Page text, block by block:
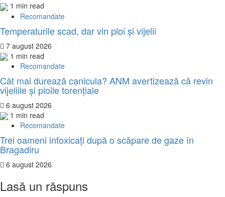
1 min read
Recomandate
Temperaturile scad, dar vin ploi și vijelii
7 august 2026
1 min read
Recomandate
Cât mai durează canicula? ANM avertizează că revin
vijeliile și ploile torențiale
6 august 2026
1 min read
Recomandate
Trei oameni intoxicați după o scăpare de gaze în
Bragadiru
6 august 2026
Lasă un răspuns